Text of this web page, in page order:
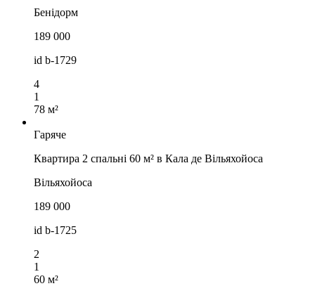
Бенідорм
189 000
id b-1729
4
1
78 м²
Гаряче
Квартира 2 спальні 60 м² в Кала де Вільяхойоса
Вільяхойоса
189 000
id b-1725
2
1
60 м²